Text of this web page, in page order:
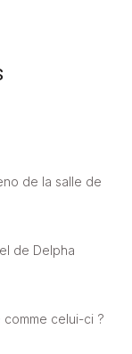
de la salle de
de Delpha
comme celui-ci ?